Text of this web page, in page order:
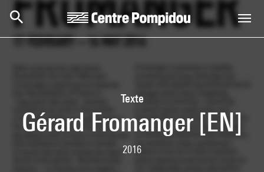
Skip to main content
Centre Pompidou
Texte
Gérard Fromanger [EN]
2016